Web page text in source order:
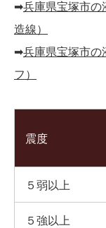
➡︎兵庫県宝塚市の
造線）
➡︎兵庫県宝塚市の
フ）
震度
５弱以上
５強以上